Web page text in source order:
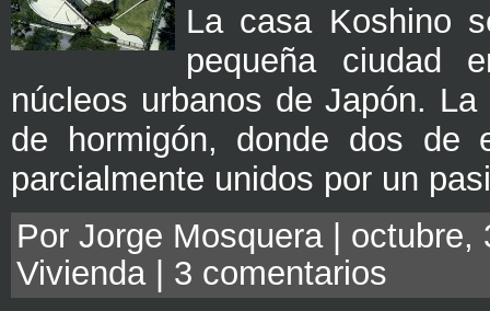
La casa Koshino
pequeña ciudad
núcleos urbanos de Japón.
de hormigón, donde dos de
parcialmente unidos por un
Por Jorge Mosquera |
Vivienda| 3 comentarios